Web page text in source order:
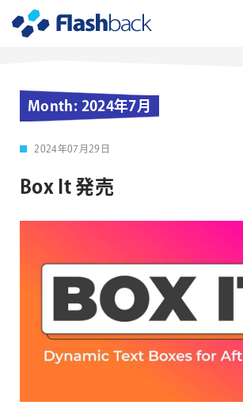
Month: 2024年7月
2024年07月29日
Box It 発売